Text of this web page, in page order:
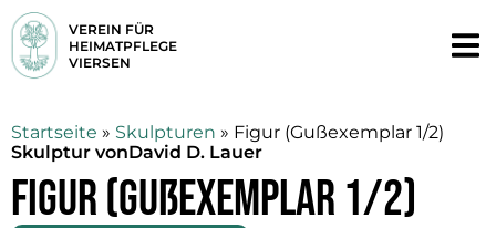
VEREIN FÜR
HEIMATPFLEGE
VIERSEN
Startseite » Skulpturen » Figur (Gußexemplar 1/2)
Skulptur vonDavid D. Lauer
Figur (Gußexemplar 1/2)